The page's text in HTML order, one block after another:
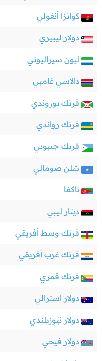
كوانزا أنغولي
دولار ليبيري
ليون سيراليوني
دالاسي غامبي
فرنك بوروندي
فرنك رواندي
فرنك جيبوتي
شلن صومالي
ناكفا
دينار ليبي
فرنك وسط أفريقي
فرنك غرب أفريقي
فرنك قمري
دولار استرالي
دولار نيوزيلندي
دولار فيجي